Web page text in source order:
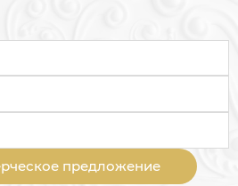
предложение